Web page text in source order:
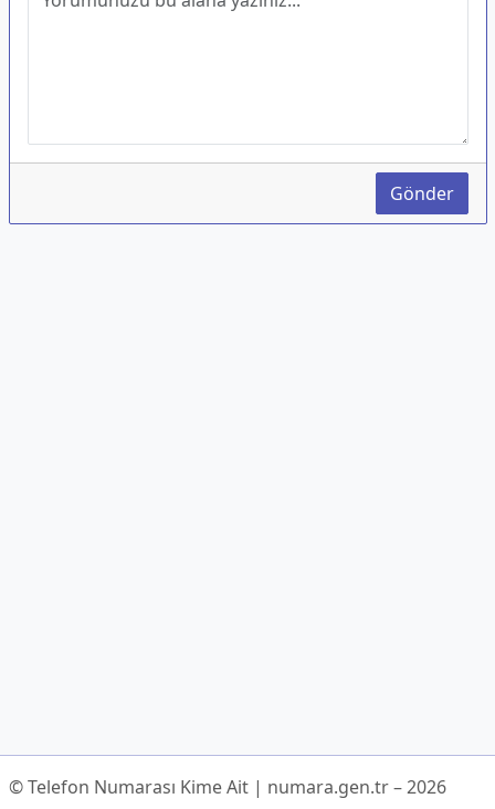
Gönder
© Telefon Numarası Kime Ait | numara.gen.tr – 2026